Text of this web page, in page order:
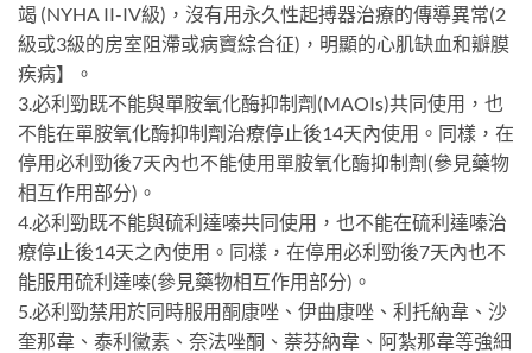
竭 (NYHA II-IV級)，沒有用永久性起搏器治療的傳導異常(2
級或3級的房室阻滯或病竇綜合征)，明顯的心肌缺血和瓣膜
疾病】。
3.必利勁既不能與單胺氧化酶抑制劑(MAOIs)共同使用，也
不能在單胺氧化酶抑制劑治療停止後14天內使用。同樣，在
停用必利勁後7天內也不能使用單胺氧化酶抑制劑(參見藥物
相互作用部分)。
4.必利勁既不能與硫利達嗪共同使用，也不能在硫利達嗪治
療停止後14天之內使用。同樣，在停用必利勁後7天內也不
能服用硫利達嗪(參見藥物相互作用部分)。
5.必利勁禁用於同時服用酮康唑、伊曲康唑、利托納韋、沙
奎那韋、泰利黴素、奈法唑酮、萘芬納韋、阿紮那韋等強細